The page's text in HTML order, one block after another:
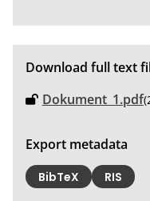
Download full text
Dokument_1.pdf
Export metadata
BibTeX RIS